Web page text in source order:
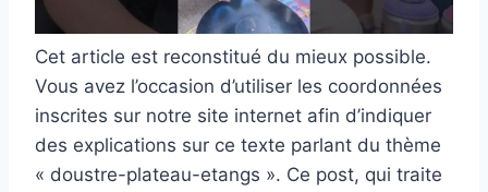
Cet article est reconstitué du mieux possible.
Vous avez l’occasion d’utiliser les coordonnées
inscrites sur notre site internet afin d’indiquer
des explications sur ce texte parlant du thème
« doustre-plateau-etangs ». Ce post, qui traite